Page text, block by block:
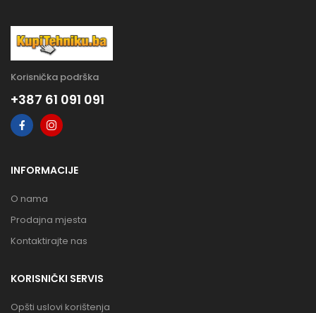
Korisnička podrška
+387 61 091 091
INFORMACIJE
O nama
Prodajna mjesta
Kontaktirajte nas
KORISNIČKI SERVIS
Opšti uslovi korištenja